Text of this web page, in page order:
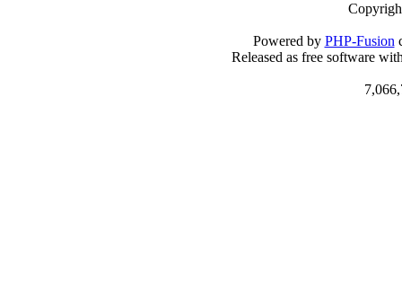
Powered by PHP-Fusion
Released as free software